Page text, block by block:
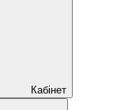
Кабінет